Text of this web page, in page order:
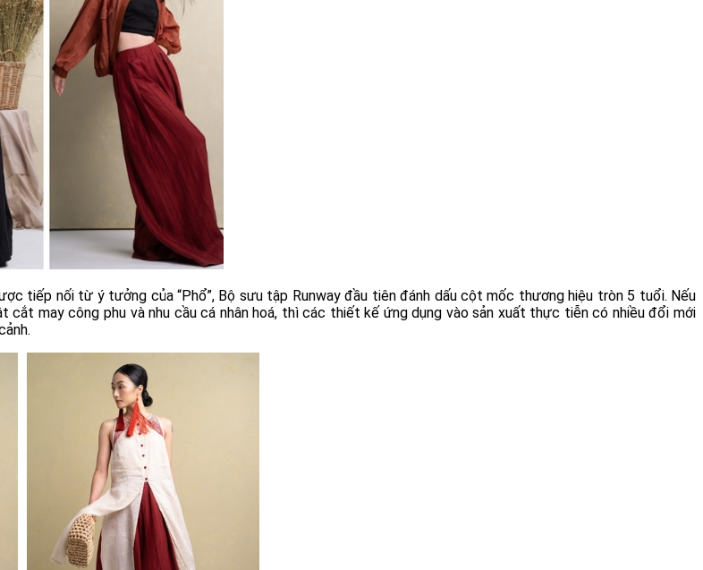
tiếp nối từ ý tưởng của “Phổ”, Bộ sưu tập Runway đầu tiên đánh dấu cột mốc thương hiệu tròn 5 tuổi. Nếu
may công phu và nhu cầu cá nhân hoá, thì các thiết kế ứng dụng vào sản xuất thực tiễn có nhiều đổi mới